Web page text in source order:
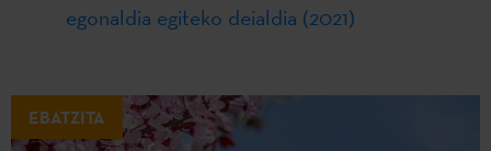
egonaldia egiteko deialdia (2021)
EBATZITA